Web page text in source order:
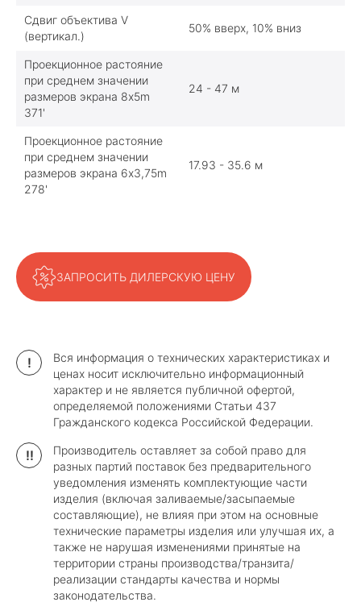
Сдвиг объектива V
(вертикал.)
50% вверх, 10% вниз
Проекционное растояние
при среднем значении
размеров экрана 8x5m
371'
24 - 47 м
Проекционное растояние
при среднем значении
размеров экрана 6x3,75m
278'
17.93 - 35.6 м
ЗАПРОСИТЬ ДИЛЕРСКУЮ ЦЕНУ
!
Вся информация о технических характеристиках и
ценах носит исключительно информационный
характер и не является публичной офертой,
определяемой положениями Статьи 437
Гражданского кодекса Российской Федерации.
!!
Производитель оставляет за собой право для
разных партий поставок без предварительного
уведомления изменять комплектующие части
изделия (включая заливаемые/засыпаемые
составляющие), не влияя при этом на основные
технические параметры изделия или улучшая их, а
также не нарушая изменениями принятые на
территории страны производства/транзита/
реализации стандарты качества и нормы
законодательства.